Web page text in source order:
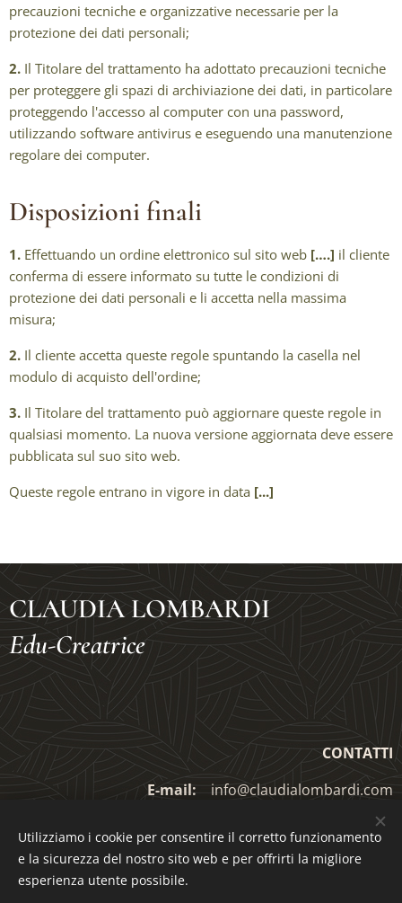
precauzioni tecniche e organizzative necessarie per la
protezione dei dati personali;
2. Il Titolare del trattamento ha adottato precauzioni tecniche
per proteggere gli spazi di archiviazione dei dati, in particolare
proteggendo l'accesso al computer con una password,
utilizzando software antivirus e eseguendo una manutenzione
regolare dei computer.
Disposizioni finali
1. Effettuando un ordine elettronico sul sito web [….] il cliente
conferma di essere informato su tutte le condizioni di
protezione dei dati personali e li accetta nella massima
misura;
2. Il cliente accetta queste regole spuntando la casella nel
modulo di acquisto dell'ordine;
3. Il Titolare del trattamento può aggiornare queste regole in
qualsiasi momento. La nuova versione aggiornata deve essere
pubblicata sul suo sito web.
Queste regole entrano in vigore in data [...]
CLAUDIA LOMBARDI
Edu-Creatrice
CONTATTI
E-mail: info@claudialombardi.com
ebook.com/claudiaeducreatrice
Instagram:instagram.com/claudia.edu.creatrice/
Utilizziamo i cookie per consentire il corretto funzionamento
e la sicurezza del nostro sito web e per offrirti la migliore
esperienza utente possibile.